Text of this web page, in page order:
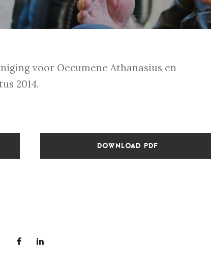
voor Oecumene Athanasius en
2014.
DOWNLOAD PDF